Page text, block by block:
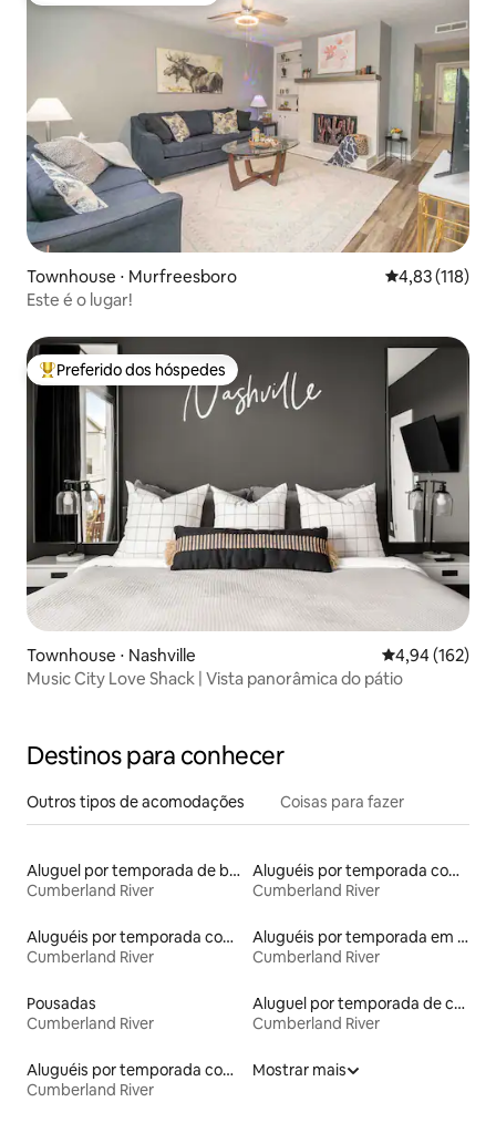
Townhouse ⋅ Murfreesboro 4,83 de uma
4,83 (118)
Este é o lugar!
Entre os melhores preferidos dos hóspedes
Preferido dos hóspedes
Townhouse ⋅ Nashville 4,94 de uma
4,94 (162)
Music City Love Shack | Vista panorâmica do pátio
Destinos para conhecer
Outros tipos de acomodações Coisas para fazer
Aluguel por temporada de barcos
Cumberland River
Aluguéis por temporada com café da manhã
Cumberland River
Aluguéis por temporada com cama de altura acessível
Cumberland River
Aluguéis por temporada em hotéis-fazenda
Cumberland River
Pousadas
Cumberland River
Aluguel por temporada de casas de veraneio
Cumberland River
Aluguéis por temporada com suítes privativas
Cumberland River
Mostrar mais